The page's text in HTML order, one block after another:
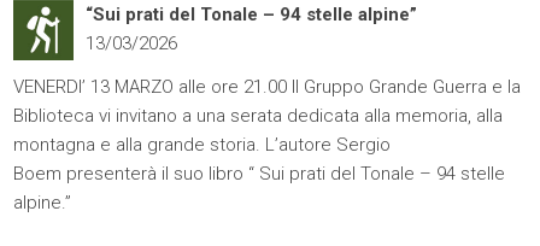
“Sui prati del Tonale – 94 stelle alpine”
13/03/2026
VENERDI’ 13 MARZO alle ore 21.00 Il Gruppo Grande Guerra e la
Biblioteca vi invitano a una serata dedicata alla memoria, alla
montagna e alla grande storia. L’autore Sergio
Boem presenterà il suo libro “ Sui prati del Tonale – 94 stelle
alpine.”